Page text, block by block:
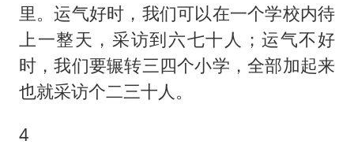
里。运气好时，我们可以在一个学校内待
上一整天，采访到六七十人；运气不好
时，我们要辗转三四个小学，全部加起来
也就采访个二三十人。
4